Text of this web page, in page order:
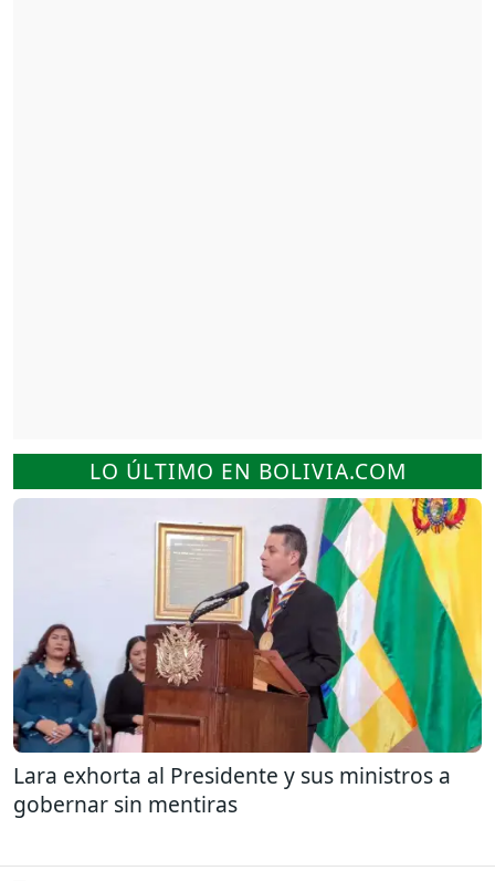
LO ÚLTIMO EN BOLIVIA.COM
Lara exhorta al Presidente y sus ministros a
gobernar sin mentiras